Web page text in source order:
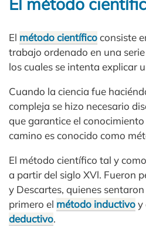
El método científicoconsiste
trabajo ordenado en una
los cuales se intenta explicar
Cuando la ciencia fue
compleja se hizo necesario
que garantice el
camino es conocido como
El método científico tal y
a partir del siglo XVl. Fueron
y Descartes, quienes
primero el método inductivoy
deductivo.